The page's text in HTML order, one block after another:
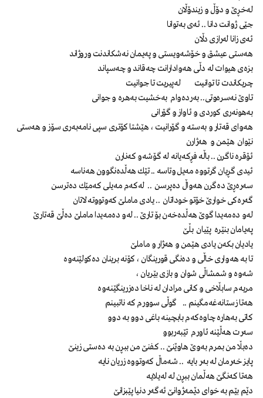
لەخڕێ و دۆڵ و زیندۆڵان
جێی ژوانت دانا .. ئەی بەتوانا
ئەی زانا لەرازی دڵان
هەستی عیشق و خۆشەویستی و پەیمان نەشكاندنت وروژاند
بزەی هیوات لە دڵی هەوادارانت چەقاند و چەسپاند
چریكاندت تا توانیت لەپیریت تا جوانیت
تاوێ نەسرەوتی.. بەردەوام بەخشیت بەهرە و جوانی
بەهونەری كوردی و ئاواز و گۆرانی
هەوای قەتار و بەستە و گۆرانیت ، هێشتا كۆتری سپی نامەبەری سۆز و هەستی
نێوان هێمن و هەژارن
ئۆقرە ناگرن .. باڵە فڕكەیانە لە گۆشەو كەنارن
ئیدی گڕیان گرتووە مەیل وتاسە .. تێك هەڵدەنگوون هەناسە
سەرەڕێ دەگرن هەواڵ دەپرسن .. لەكەم مەیلی كەمێك دەترسن
گەرەكی خوارێ خۆتو خوداتان .. یادی ماملێ كەوتووتە لاتان
لەو دەمەیدا گوێ هەڵدەخەن بۆ تارێ .. لەو دەمەیدا ماملێ دەڵێ قەتارێ
پەیامان بنێرە پێیان بڵێ
یادیان بكەن یادی هێمن و هەژار و ماملێ
تا بە هەواری خاڵی و دەنگی قورینگان ، كۆنە برینان دەكولێنەوە
شەوە و شمشاڵی شوان و بازی بێریان ،
مریەم سابڵاخی و كانی مرادان لە ناخا دەزرینگێنەوە
هەتا زستانەغەمگینم .. گوڵی سوورم كە ناتبینم
كاتی بەهارە چاوەكەم بابچینە باغی دوو بە دوو
سەرت هەڵێنە ئاورم تێبەربوو
دەبڵا من بمرم بەوێ هاوێنێ .. كفنێ من ببڕن بە دەستی زینێ
پایز خەرمان لە بەر بایە .. شەماڵ كەوتووە زریان نایە
هەتا كەنگێ هەڵمان ببڕن لە لەیلایە
دێم بێم بە خوای دێمەژوانێ ئەگەر دنیا پێبزانێ